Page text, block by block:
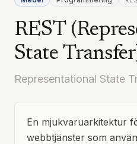
REST
State
Representational State
En mjukvaruarkitektur
webbtjänster som